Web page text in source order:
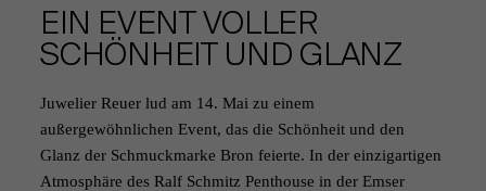
EIN EVENT VOLLER
SCHÖNHEIT UND GLANZ
Juwelier Reuer lud am 14. Mai zu einem
außergewöhnlichen Event, das die Schönheit und den
Glanz der Schmuckmarke Bron feierte. In der einzigartigen
Atmosphäre des Ralf Schmitz Penthouse in der Emser